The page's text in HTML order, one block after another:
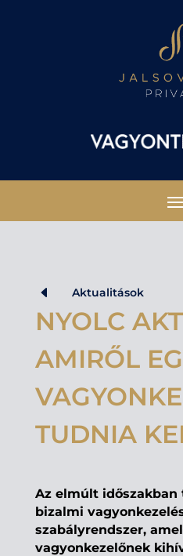
D Aktualitások
NYOLC
AMIRŐL
TUDNIA
Az elmúlt
bizalmi
szabályrendszer,
vagyonkezelőnek